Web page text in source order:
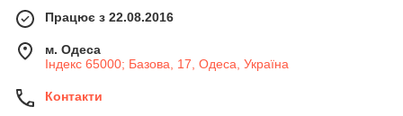
Працює з 22.08.2016
м. Одеса
Індекс 65000; Базова, 17, Одеса, Україна
Контакти